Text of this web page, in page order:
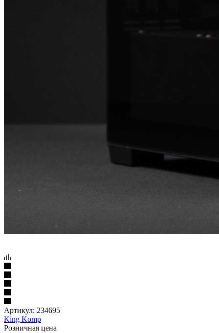
Артикул: 234695
King Komp
Розничная цена